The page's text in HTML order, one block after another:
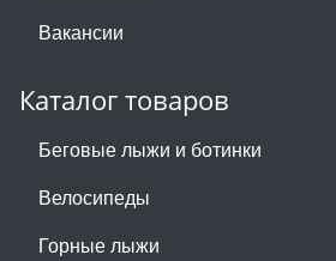
Вакансии
Каталог товаров
Беговые лыжи и ботинки
Велосипеды
Горные лыжи